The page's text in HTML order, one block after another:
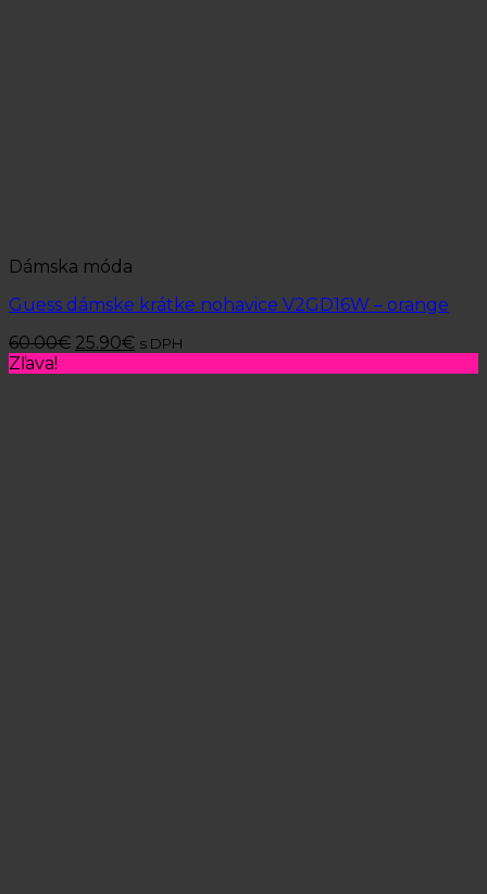
Dámska móda
Guess dámske krátke nohavice V2GD16W – orange
60.00€ 25.90€ s DPH
Zľava!